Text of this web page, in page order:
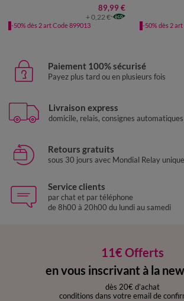
89,99 €
+ 0,22 €
-50% dès 2 art Code 899013 -50% dès 2
Paiement 100% sécurisé
Payez plus tard ou en plusieurs fois
Livraison express
domicile, relais, consignes automatiques
Retours gratuits
sous 30 jours avec Mondial Relay
Service clients
par chat et par téléphone
de 8h00 à 20h00 du lundi au samedi
11€ Offerts
en vous inscrivant à la
dès 20€ d’achat
conditions dans votre email de